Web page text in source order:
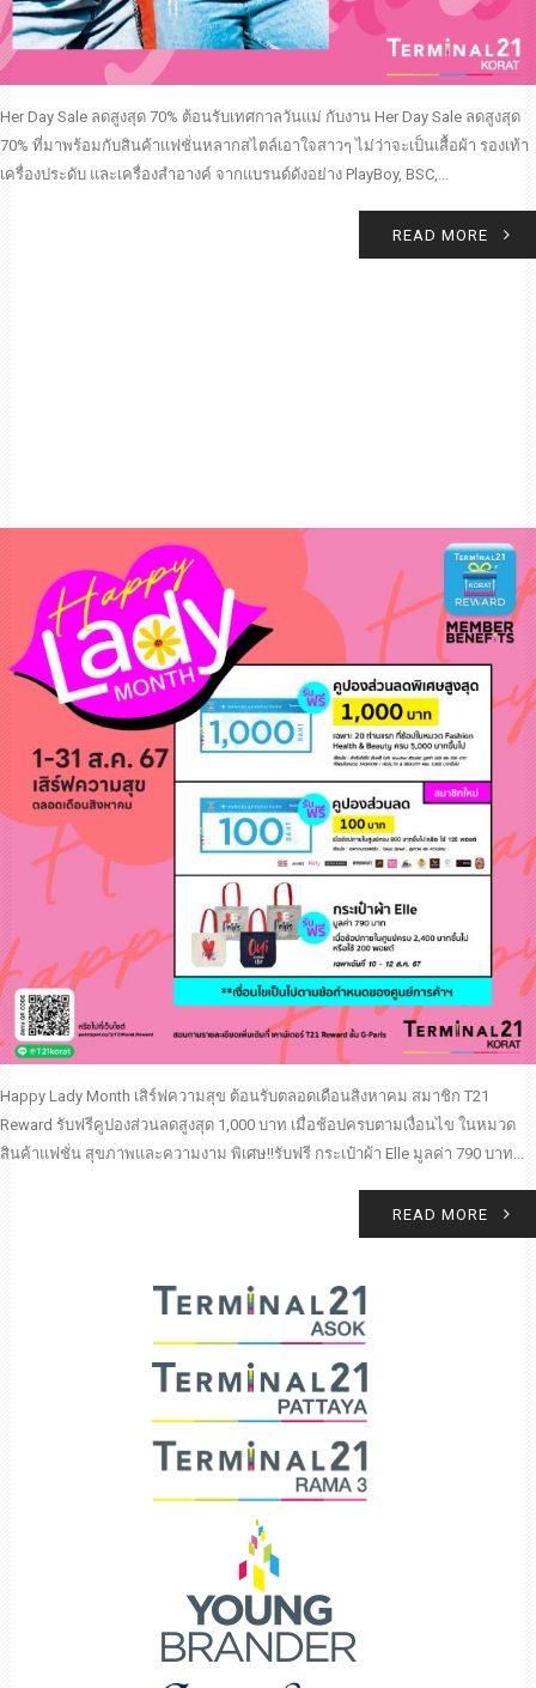
Her Day Sale ลดสูงสุด 70% ต้อนรับเทศกาลวันแม่ กับงาน Her Day Sale ลดสูงสุด
70% ที่มาพร้อมกับสินค้าแฟชั่นหลากสไตล์เอาใจสาวๆ ไม่ว่าจะเป็นเสื้อผ้า รองเท้า
เครื่องประดับ และเครื่องสำอางค์ จากแบรนด์ดังอย่าง PlayBoy, BSC,...
READ MORE
Happy Lady Month เสิร์ฟความสุข ต้อนรับตลอดเดือนสิงหาคม สมาชิก T21
Reward รับฟรีคูปองส่วนลดสูงสุด 1,000 บาท เมื่อช้อปครบตามเงื่อนไข ในหมวด
สินค้าแฟชั่น สุขภาพและความงาม พิเศษ!!รับฟรี กระเป๋าผ้า Elle มูลค่า 790 บาท...
READ MORE